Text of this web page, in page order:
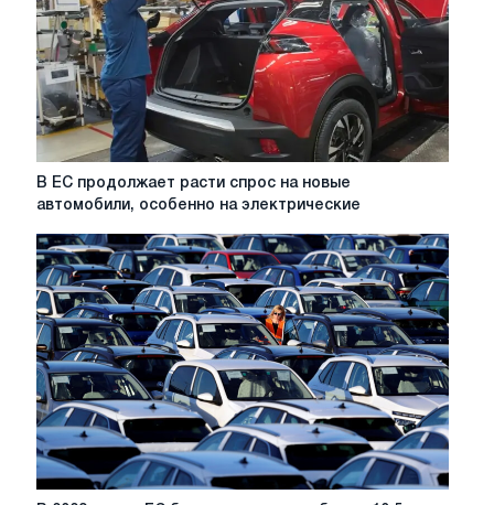
В
расти
спрос
на
новые
автомобили,
особенно
на
электрические
В ЕС продолжает расти спрос на новые
автомобили, особенно на электрические
В